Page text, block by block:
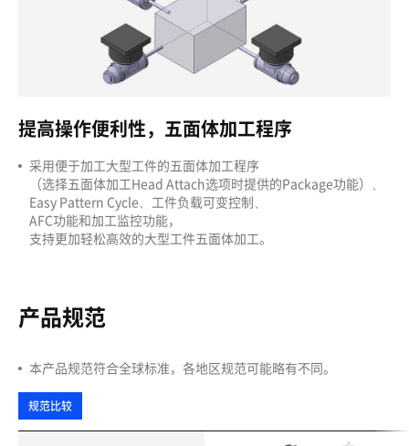
提高操作便利性，五面体加工程序
采用便于加工大型工件的五面体加工程序
（选择五面体加工Head Attach选项时提供的Package功能）、
Easy Pattern Cycle、工件负载可变控制、
AFC功能和加工监控功能，
支持更加轻松高效的大型工件五面体加工。
产品规范
本产品规范符合全球标准，各地区规范可能略有不同。
规范比较